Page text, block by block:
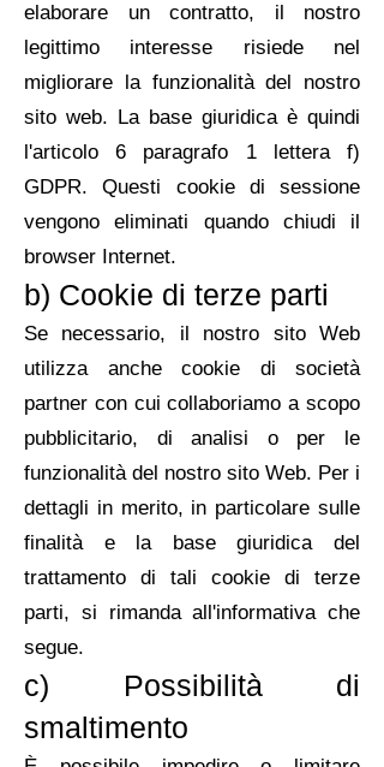
elaborare un contratto, il nostro
legittimo interesse risiede nel
migliorare la funzionalità del nostro
sito web. La base giuridica è quindi
l'articolo 6 paragrafo 1 lettera f)
GDPR. Questi cookie di sessione
vengono eliminati quando chiudi il
browser Internet.
b) Cookie di terze parti
Se necessario, il nostro sito Web
utilizza anche cookie di società
partner con cui collaboriamo a scopo
pubblicitario, di analisi o per le
funzionalità del nostro sito Web. Per i
dettagli in merito, in particolare sulle
finalità e la base giuridica del
trattamento di tali cookie di terze
parti, si rimanda all'informativa che
segue.
c) Possibilità di
smaltimento